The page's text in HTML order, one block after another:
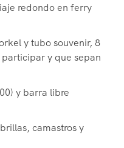
redondo en ferry
y tubo souvenir, 8
y que sepan
y barra libre
camastros y